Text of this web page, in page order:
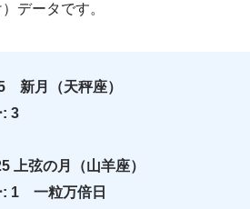
データです。
新月（天秤座）
: 3
上弦の月（山羊座）
: 1 一粒万倍日